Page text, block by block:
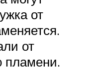
от
от
пламени.